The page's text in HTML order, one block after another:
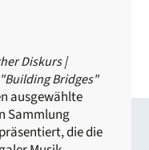
Diskurs|
Bridges"
ausgewählte
Sammlung
die die